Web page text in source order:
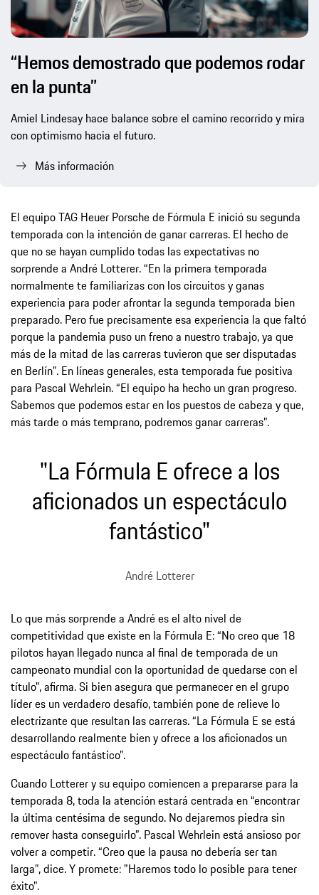
“Hemos demostrado que podemos rodar
en la punta”
Amiel Lindesay hace balance sobre el camino recorrido y mira
con optimismo hacia el futuro.
Más información
El equipo TAG Heuer Porsche de Fórmula E inició su segunda
temporada con la intención de ganar carreras. El hecho de
que no se hayan cumplido todas las expectativas no
sorprende a André Lotterer. “En la primera temporada
normalmente te familiarizas con los circuitos y ganas
experiencia para poder afrontar la segunda temporada bien
preparado. Pero fue precisamente esa experiencia la que faltó
porque la pandemia puso un freno a nuestro trabajo, ya que
más de la mitad de las carreras tuvieron que ser disputadas
en Berlín”. En líneas generales, esta temporada fue positiva
para Pascal Wehrlein. “El equipo ha hecho un gran progreso.
Sabemos que podemos estar en los puestos de cabeza y que,
más tarde o más temprano, podremos ganar carreras”.
"La Fórmula E ofrece a los
aficionados un espectáculo
fantástico"
André Lotterer
Lo que más sorprende a André es el alto nivel de
competitividad que existe en la Fórmula E: “No creo que 18
pilotos hayan llegado nunca al final de temporada de un
campeonato mundial con la oportunidad de quedarse con el
título”, afirma. Si bien asegura que permanecer en el grupo
líder es un verdadero desafío, también pone de relieve lo
electrizante que resultan las carreras. “La Fórmula E se está
desarrollando realmente bien y ofrece a los aficionados un
espectáculo fantástico”.
Cuando Lotterer y su equipo comiencen a prepararse para la
temporada 8, toda la atención estará centrada en “encontrar
la última centésima de segundo. No dejaremos piedra sin
remover hasta conseguirlo”. Pascal Wehrlein está ansioso por
volver a competir. “Creo que la pausa no debería ser tan
larga”, dice. Y promete: "Haremos todo lo posible para tener
éxito”.